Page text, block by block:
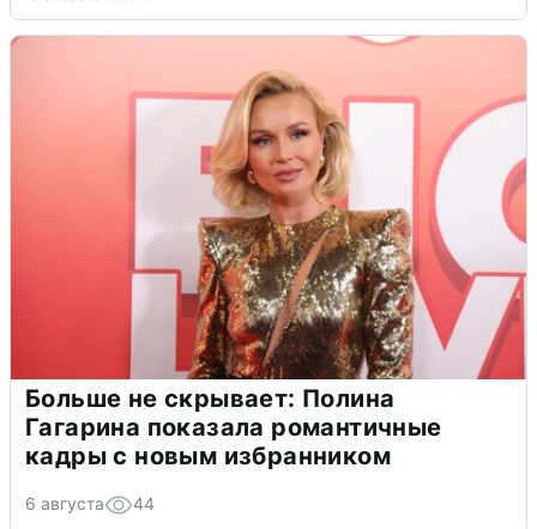
Больше не скрывает: Полина
Гагарина показала романтичные
кадры с новым избранником
6 августа 44